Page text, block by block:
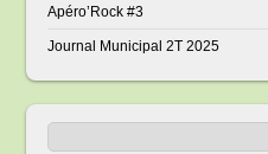
Apéro’Rock #3
Journal Municipal 2T 2025